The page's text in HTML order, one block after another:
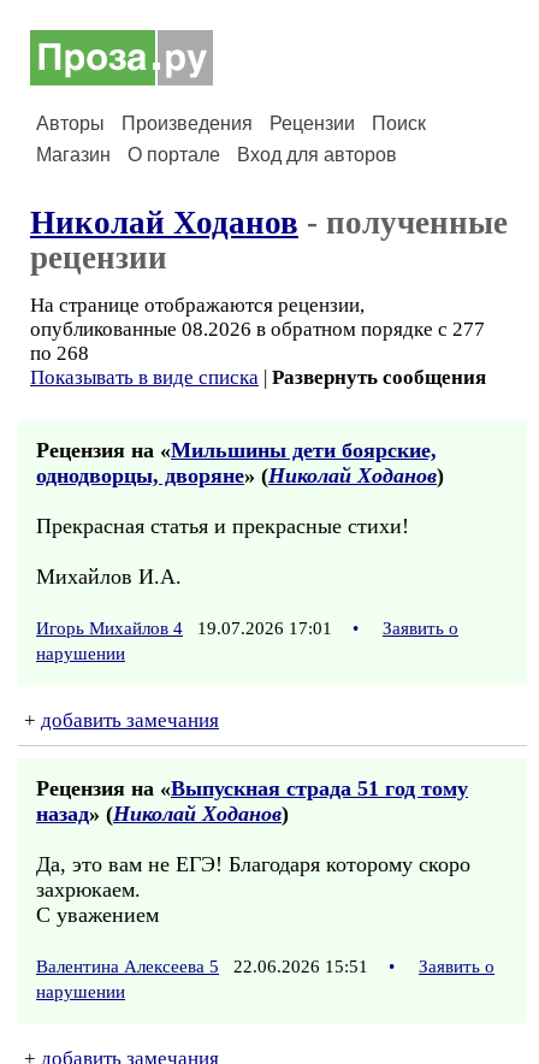
Авторы Произведения Рецензии
Поиск
Магазин
О портале Вход для авторов
Николай Ходанов - полученные
рецензии
На странице отображаются рецензии,
опубликованные 08.2026 в обратном порядке с 277
по 268
Показывать в виде списка | Развернуть сообщения
Рецензия на «Мильшины дети боярские,
однодворцы, дворяне» (Николай Ходанов)
Прекрасная статья и прекрасные стихи!
Михайлов И.А.
Игорь Михайлов 4 19.07.2026 17:01 •
Заявить о
нарушении
+ добавить замечания
Рецензия на «Выпускная страда 51 год тому
назад» (Николай Ходанов)
Да, это вам не ЕГЭ! Благодаря которому скоро
захрюкаем.
С уважением
Валентина Алексеева 5 22.06.2026 15:51 •
Заявить о
нарушении
+ добавить замечания